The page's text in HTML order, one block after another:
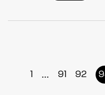
1 ... 91 92